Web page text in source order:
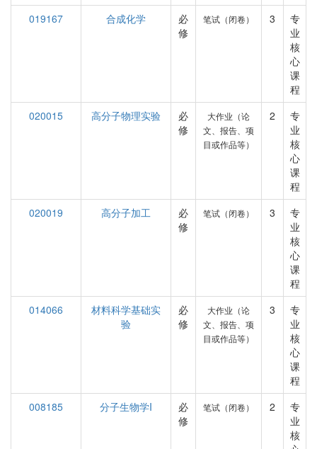
019167
合成化学
必
修
笔试（闭卷） 3
专
业
核
心
课
程
020015
高分子物理实验
必
修
大作业（论
文、报告、项
目或作品等）
2
专
业
核
心
课
程
020019
高分子加工
必
修
笔试（闭卷） 3
专
业
核
心
课
程
014066
材料科学基础实
验
必
修
大作业（论
文、报告、项
目或作品等）
3
专
业
核
心
课
程
008185
分子生物学I
必
修
笔试（闭卷） 2
专
业
核